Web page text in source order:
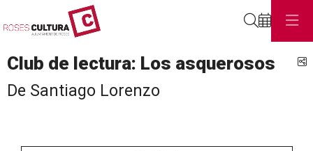
Club de lectura: Los asquerosos
De Santiago Lorenzo